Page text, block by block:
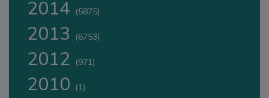
2014 (5875)
2013 (6753)
2012 (971)
2010 (1)